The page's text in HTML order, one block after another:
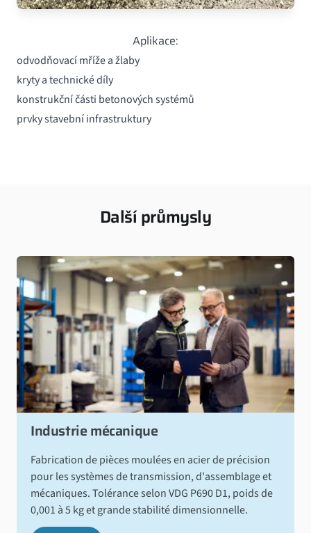
Aplikace:
odvodňovací mříže a žlaby
kryty a technické díly
konstrukční části betonových systémů
prvky stavební infrastruktury
Další průmysly
Industrie mécanique
Fabrication de pièces moulées en acier de précision
pour les systèmes de transmission, d'assemblage et
mécaniques. Tolérance selon VDG P690 D1, poids de
0,001 à 5 kg et grande stabilité dimensionnelle.